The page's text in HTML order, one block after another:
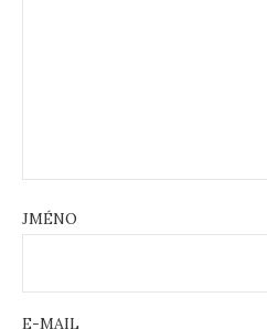
JMÉNO
E-MAIL